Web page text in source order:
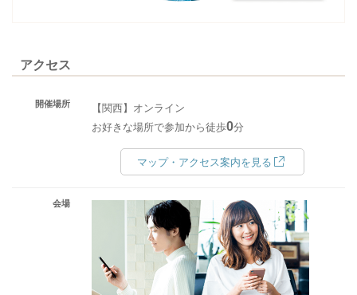
アクセス
開催場所
【関西】オンライン
お好きな場所で参加から徒歩0分
マップ・アクセス案内を見る
会場